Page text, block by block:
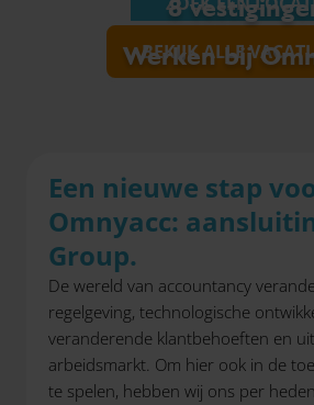
8
Werken bij
BEKIJK ALLE
Een nieuwe stap
Omnyacc:
Group.
De wereld van accountancy
regelgeving, technologische
veranderende klantbehoeften en
arbeidsmarkt. Om hier ook in de
te spelen, hebben wij ons per